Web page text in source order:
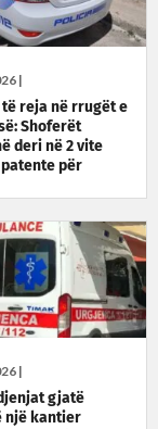
|
të reja në rrugët e
Shoferët
deri në 2 vite
për
|
gjatë
një kantier